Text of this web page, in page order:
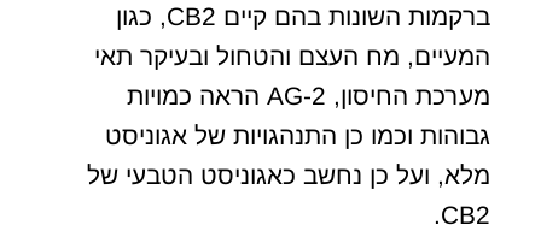
ברקמות השונות בהם קיים CB2, כגון
המעיים, מח העצם והטחול ובעיקר תאי
מערכת החיסון, 2-AG הראה כמויות
גבוהות וכמו כן התנהגויות של אגוניסט
מלא, ועל כן נחשב כאגוניסט הטבעי של
CB2.